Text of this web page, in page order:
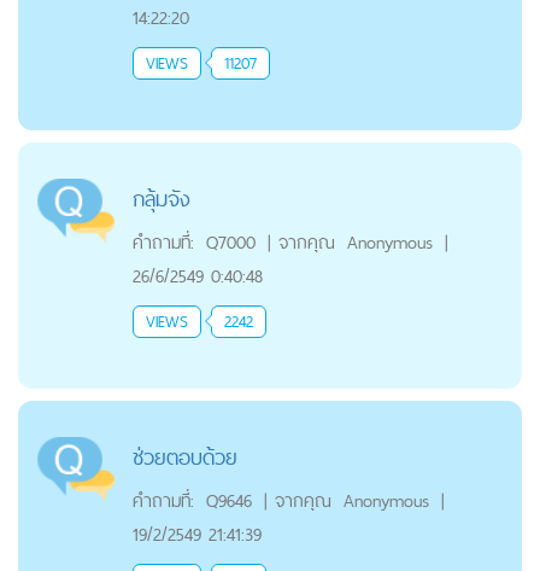
14:22:20
VIEWS 11207
กลุ้มจัง
คำถามที่: Q7000 | จากคุณ Anonymous |
26/6/2549 0:40:48
VIEWS 2242
ช่วยตอบด้วย
คำถามที่: Q9646 | จากคุณ Anonymous |
19/2/2549 21:41:39